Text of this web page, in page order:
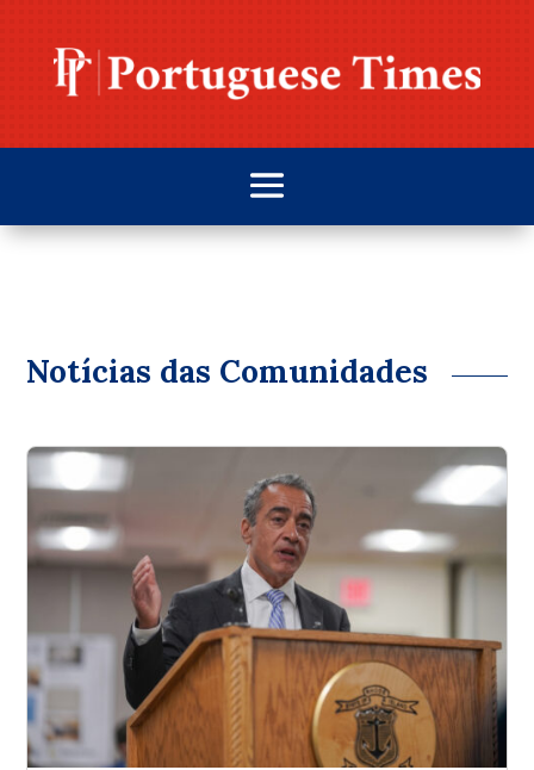
Notícias das Comunidades